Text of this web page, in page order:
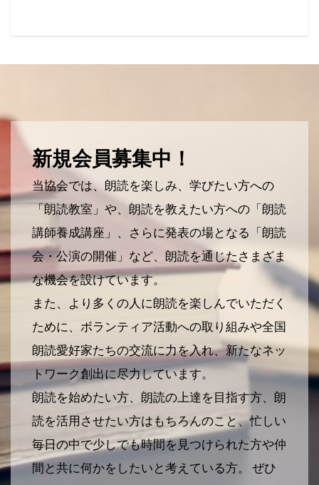
新規会員募集中！
当協会では、朗読を楽しみ、学びたい方への
「朗読教室」や、朗読を教えたい方への「朗読
講師養成講座」、さらに発表の場となる「朗読
会・公演の開催」など、朗読を通じたさまざま
な機会を設けています。
また、より多くの人に朗読を楽しんでいただく
ために、ボランティア活動への取り組みや全国
朗読愛好家たちの交流に力を入れ、新たなネッ
トワーク創出に尽力しています。
朗読を始めたい方、朗読の上達を目指す方、朗
読を活用させたい方はもちろんのこと、忙しい
毎日の中で少しでも時間を見つけられた方や仲
間と共に何かをしたいと考えている方。 ぜひ